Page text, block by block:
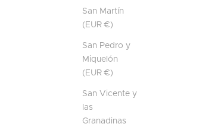
San Martín
(EUR €)
San Pedro y
Miquelón
(EUR €)
San Vicente y
las
Granadinas